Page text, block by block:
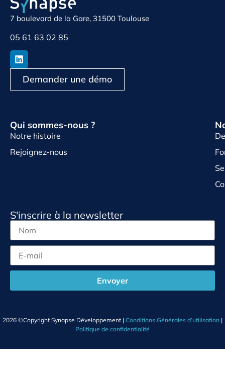
7 boulevard de la Gare, 31500 Toulouse
05 61 63 02 85
Demander une démo
Qui sommes-nous ?
Notre histoire
Rejoignez-nous
S'inscrire à la newsletter
Envoyer
2026 ©Copyright Synapse Développement | Conditions Générales d’utilisation |
Politique de confidentialité